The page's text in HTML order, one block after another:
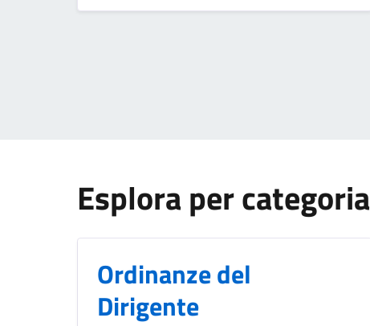
Esplora per categoria
Ordinanze del
Dirigente